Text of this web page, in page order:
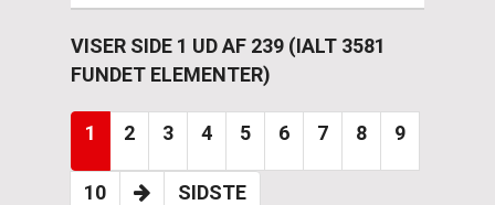
VISER SIDE 1 UD AF 239 (IALT 3581
FUNDET ELEMENTER)
1 2 3 4 5 6 7 8 9
10 SIDSTE